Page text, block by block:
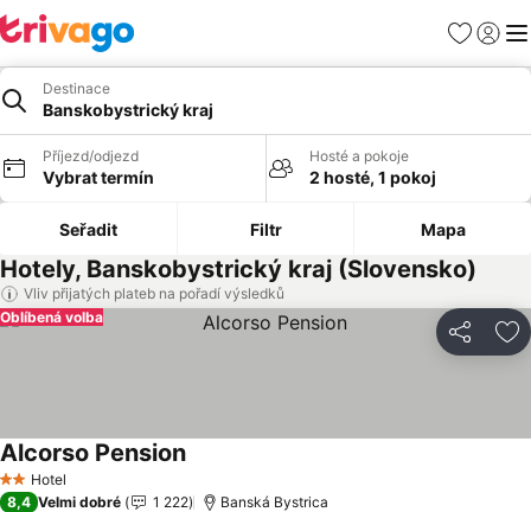
Oblíbené
Destinace
Banskobystrický kraj
Příjezd/odjezd
Vybrat termín
Hosté a pokoje
2 hosté, 1 pokoj
Seřadit Filtr Mapa
Hotely, Banskobystrický kraj (Slovensko)
Vliv přijatých plateb na pořadí výsledků
Sdílet
Oblíbená volba
2 Počet hvězdiček
Hotel
Alcorso PensionUkázat ceny
8,4 Velmi dobré 1 222 Banská Bystrica